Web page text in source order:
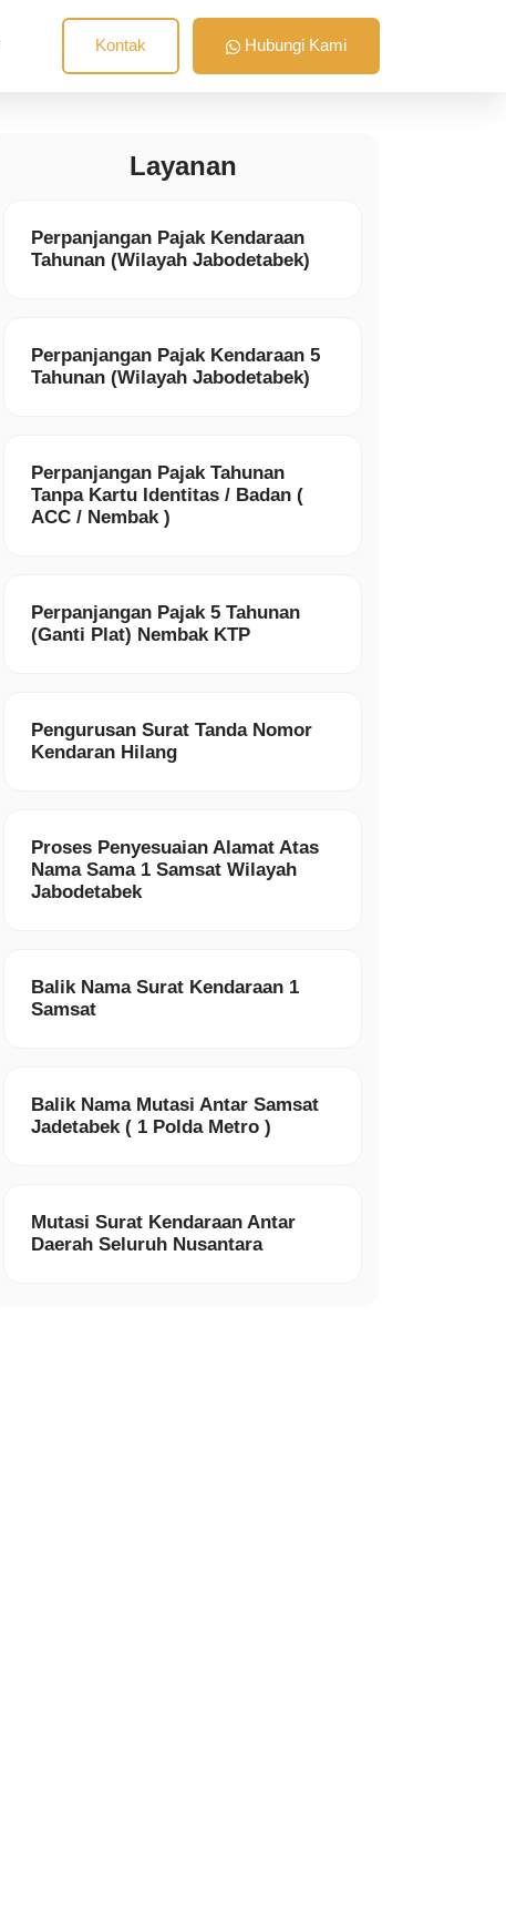
Kontak Hubungi Kami
Layanan
Perpanjangan Pajak Kendaraan
Tahunan (Wilayah Jabodetabek)
Perpanjangan Pajak Kendaraan 5
Tahunan (Wilayah Jabodetabek)
Perpanjangan Pajak Tahunan
Tanpa Kartu Identitas / Badan (
ACC / Nembak )
Perpanjangan Pajak 5 Tahunan
(Ganti Plat) Nembak KTP
Pengurusan Surat Tanda Nomor
Kendaran Hilang
Proses Penyesuaian Alamat Atas
Nama Sama 1 Samsat Wilayah
Jabodetabek
Balik Nama Surat Kendaraan 1
Samsat
Balik Nama Mutasi Antar Samsat
Jadetabek ( 1 Polda Metro )
Mutasi Surat Kendaraan Antar
Daerah Seluruh Nusantara